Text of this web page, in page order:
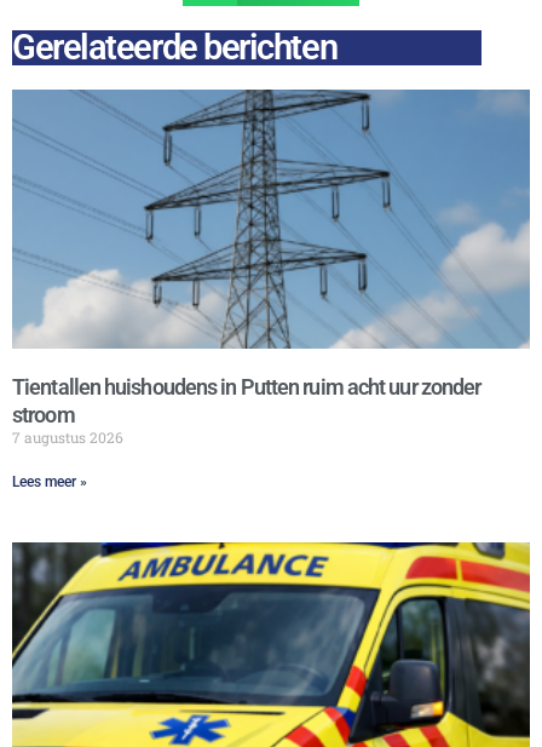
Gerelateerde berichten
Tientallen huishoudens in Putten ruim acht uur zonder
stroom
7 augustus 2026
Lees meer »